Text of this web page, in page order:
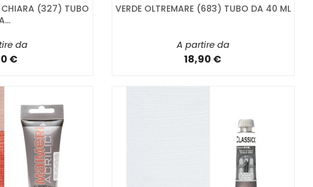
(327) TUBO
da
€
VERDE OLTREMARE (683) TUBO DA 40 ML
A partire da
18,90 €